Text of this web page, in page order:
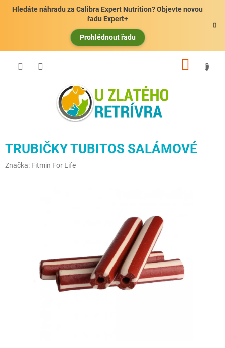
Hledáte náhradu za Calibra Expert Nutrition? Objevte novou
řadu Expert+
Prohlédnout řadu
TRUBIČKY TUBITOS SALÁMOVÉ
Značka: Fitmin For Life